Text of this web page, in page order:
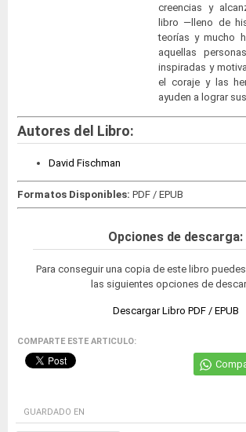
creencias y
libro —lleno de
teorías y mucho
aquellas
inspiradas y
el coraje y las
ayuden a lograr
Autores del Libro:
David Fischman
Formatos Disponibles: PDF / EPUB
Opciones de descarga:
Para conseguir una copia de este libro
las siguientes opciones de
Descargar Libro PDF / EPUB
COMPARTE ESTE ARTICULO:
GUARDADO EN